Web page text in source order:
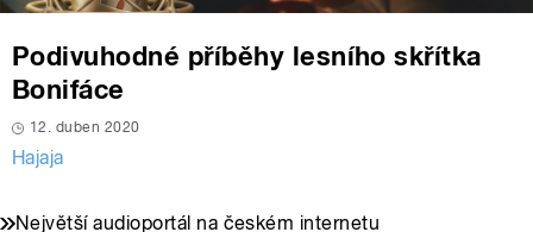
Podivuhodné příběhy lesního skřítka
Bonifáce
12. duben 2020
Hajaja
Největší audioportál na českém internetu